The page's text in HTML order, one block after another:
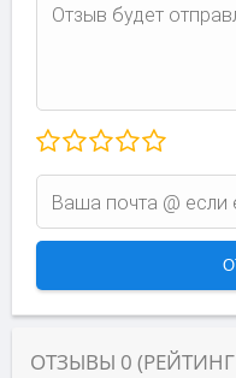
ОТЗЫВЫ 0 (РЕЙТИНГ